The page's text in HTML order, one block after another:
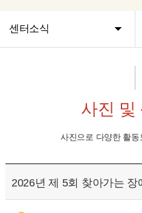
센터소식
사진 및
사진으로 다양한 활동
2026년 제 5회 찾아가는 장